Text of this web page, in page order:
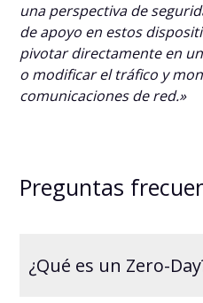
una perspectiva de
de apoyo en estos
pivotar directamente en
o modificar el tráfico y
comunicaciones de red.»
Preguntas
¿Qué es un Zero-